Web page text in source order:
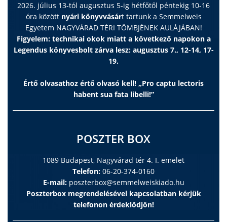
2026. július 13-tól augusztus 5-ig hétfőtől péntekig 10-16
óra között nyári könyvvásárt tartunk a Semmelweis
Egyetem NAGYVÁRAD TÉRI TÖMBJÉNEK AULÁJÁBAN!
Figyelem: technikai okok miatt a következő napokon a
Legendus könyvesbolt zárva lesz: augusztus 7., 12-14, 17-
19.
Értő olvasathoz értő olvasó kell! „Pro captu lectoris
habent sua fata libelli!”
POSZTER BOX
1089 Budapest, Nagyvárad tér 4. I. emelet
Telefon: 06-20-374-0160
E-mail: poszterbox@semmelweiskiado.hu
Poszterbox megrendelésével kapcsolatban kérjük
telefonon érdeklődjön!